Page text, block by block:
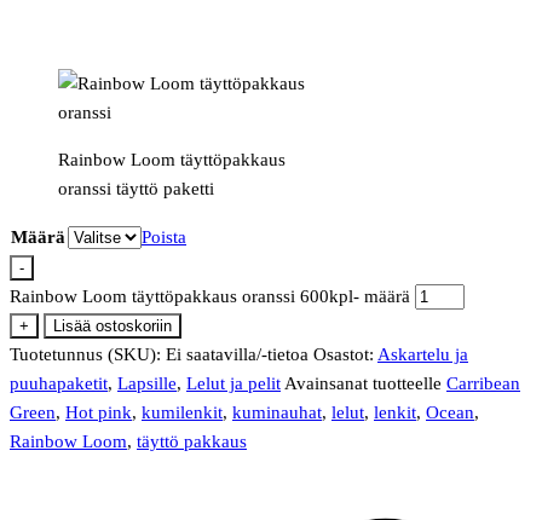
Rainbow Loom täyttöpakkaus
oranssi täyttö paketti
Määrä Poista
-
Rainbow Loom täyttöpakkaus oranssi 600kpl- määrä
+ Lisää ostoskoriin
Tuotetunnus (SKU): Ei saatavilla/-tietoa Osastot: Askartelu ja
puuhapaketit, Lapsille, Lelut ja pelit Avainsanat tuotteelle Carribean
Green, Hot pink, kumilenkit, kuminauhat, lelut, lenkit, Ocean,
Rainbow Loom, täyttö pakkaus